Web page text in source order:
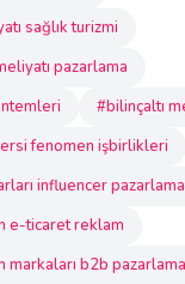
sağlık turizmi
pazarlama
#bilinçaltı
fenomen işbirlikleri
influencer pazarlama
e-ticaret reklam
markaları b2b pazarlama